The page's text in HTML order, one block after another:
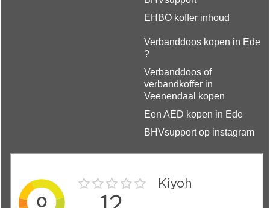
EHBO koffer inhoud
Verbanddoos kopen in Ede
?
Verbanddoos of
verbandkoffer in
Veenendaal kopen
Een AED kopen in Ede
BHVsupport op instagram